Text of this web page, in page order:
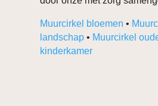
Muurcirkel bloemen •
landschap • Muurcirkel
kinderkamer